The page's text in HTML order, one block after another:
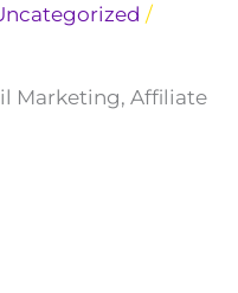
/
Marketing, Affiliate